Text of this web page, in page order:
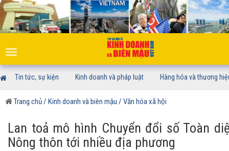
Toggle
navigation
Tin tức, sự kiện Kinh doanh và pháp luật Hàng hóa và thương
Trang chủ/ Kinh doanh và biên mậu / Văn hóa xã hội
Lan toả mô hình Chuyển đổi số Toàn
Nông thôn tới nhiều địa phương